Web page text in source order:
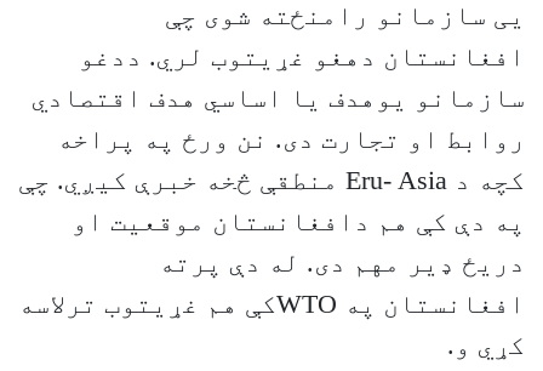
یی سازمانو رامنځته شوی چې
افغانستان دهغو غړيتوب لري. ددغو
سازمانو يوهدف يا اساسي هدف اقتصادي
روابط او تجارت دی. نن ورځ په پراخه
کچه د Eru- Asia منطقې څخه خبرې کيږي. چې
په دې کې هم دافغانستان موقعيت او
دريځ ډير مهم دی. له دې پرته
افغانستان په WTOکې هم غړيتوب ترلاسه
کړي و.